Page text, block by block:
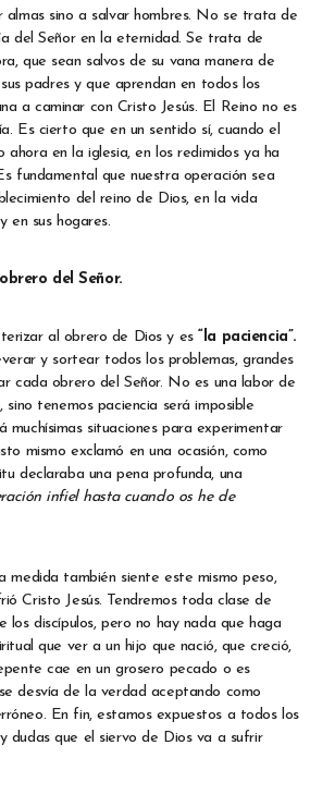
almas sino a salvar hombres. No se trata de
del Señor en la eternidad. Se trata de
que sean salvos de su vana manera de
padres y que aprendan en todos los
a caminar con Cristo Jesús. El Reino no es
Es cierto que en un sentido sí, cuando el
ahora en la iglesia, en los redimidos ya ha
fundamental que nuestra operación sea
del reino de Dios, en la vida
en sus hogares.
del Señor.
al obrero de Dios y es
“la paciencia”.
y sortear todos los problemas, grandes
cada obrero del Señor. No es una labor de
sino tenemos paciencia será imposible
muchísimas situaciones para experimentar
mismo exclamó en una ocasión, como
declaraba una pena profunda, una
infiel hasta cuando os he de
medida también siente este mismo peso,
Cristo Jesús. Tendremos toda clase de
los discípulos, pero no hay nada que haga
que ver a un hijo que nació, que creció,
cae en un grosero pecado o es
desvía de la verdad aceptando como
En fin, estamos expuestos a todos los
dudas que el siervo de Dios va a sufrir